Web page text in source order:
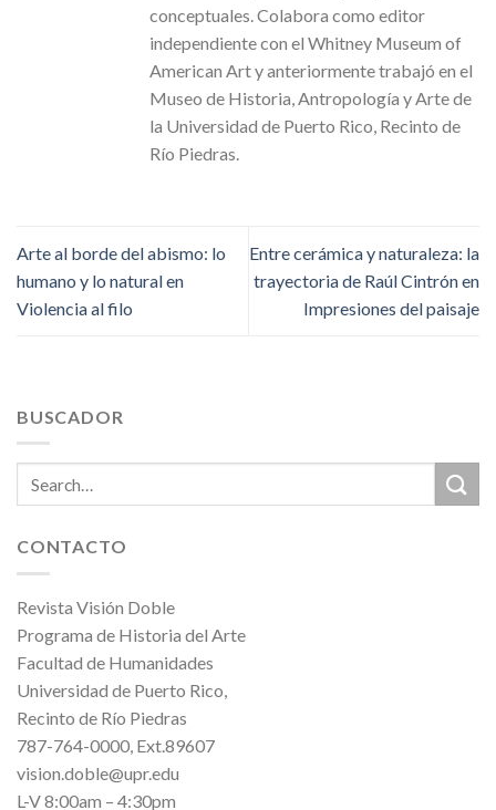
conceptuales. Colabora como editor
independiente con el Whitney Museum of
American Art y anteriormente trabajó en el
Museo de Historia, Antropología y Arte de
la Universidad de Puerto Rico, Recinto de
Río Piedras.
Arte al borde del abismo: lo
humano y lo natural en
Violencia al filo
Entre cerámica y naturaleza: la
trayectoria de Raúl Cintrón en
Impresiones del paisaje
BUSCADOR
CONTACTO
Revista Visión Doble
Programa de Historia del Arte
Facultad de Humanidades
Universidad de Puerto Rico,
Recinto de Río Piedras
787-764-0000, Ext.89607
vision.doble@upr.edu
L-V 8:00am – 4:30pm